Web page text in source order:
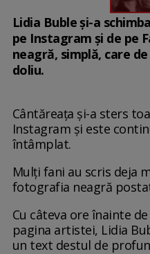
Lidia Buble și-a
pe Instagram și de pe
neagră, simplă, care
doliu.
Cântăreața și-a sters
Instagram și este
întâmplat.
Mulți fani au scris deja
fotografia neagră
Cu câteva ore înainte
pagina artistei, Lidia
un text destul de